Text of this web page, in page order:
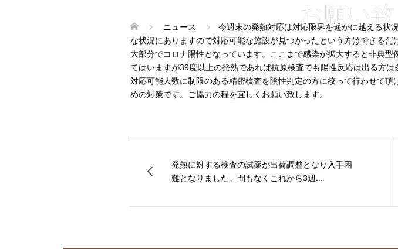
お願い致
2022.07.28
ニュース
今週末の発熱対応は対応限界を遥かに越える状
な状況にありますので対応可能な施設が見つかったという方はできる
大部分でコロナ陽性となっています。ここまで感染が拡大すると非典
てはいますが39度以上の発熱であれば抗原検査でも陽性反応は出る方
対応可能人数に制限のある精密検査を陰性判定の方に絞って行わせて
めの対策です。ご協力の程を宜しくお願い致します。
発熱に対する検査の試薬が出荷調整となり入手困
難となりました。間もなくこれから3週...